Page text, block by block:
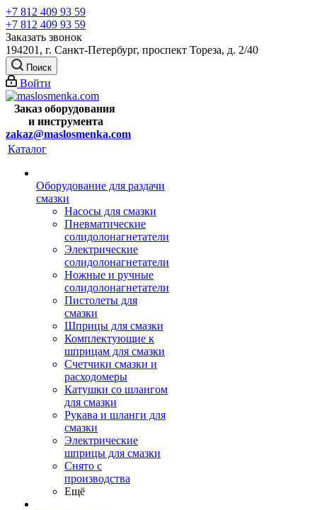
+7 812 409 93 59
+7 812 409 93 59
Заказать звонок
194201, г. Санкт-Петербург, проспект Тореза, д. 2/40
Поиск
Войти
Заказ оборудования
и инструмента
zakaz@maslosmenka.com
Каталог
Оборудование для раздачи
смазки
Насосы для смазки
Пневматические
солидолонагнетатели
Электрические
солидолонагнетатели
Ножные и ручные
солидолонагнетатели
Пистолеты для
смазки
Шприцы для смазки
Комплектующие к
шприцам для смазки
Счетчики смазки и
расходомеры
Катушки со шлангом
для смазки
Рукава и шланги для
смазки
Электрические
шприцы для смазки
Снято с
производства
Ещё